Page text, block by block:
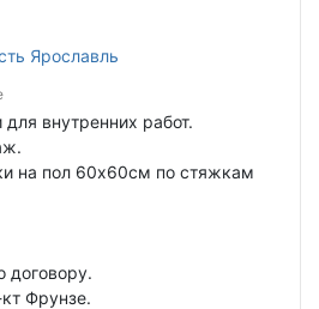
Ярославль
внутренних работ.
на пол 60х60см по стяжкам
договору.
Фрунзе.